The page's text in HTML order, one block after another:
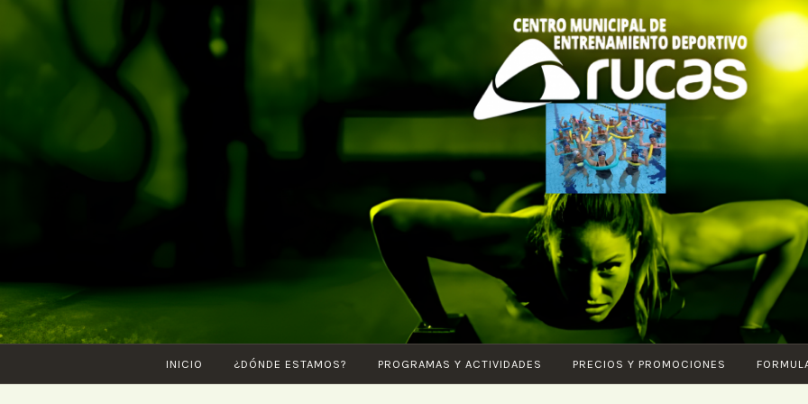
contenido
CENTRO DE
ENTRENAMIENTO
DEPORTIVO
ARUCAS
Piscina –
Fitness –
Entrenamiento
funcional –
Karate – Pilates
INICIO ¿DÓNDE ESTAMOS? PROGRAMAS Y ACTIVIDADES PRECIOS Y PROMOCIONES